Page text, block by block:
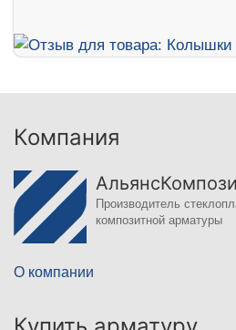
Компания
Производитель
композитной арматуры
О компании